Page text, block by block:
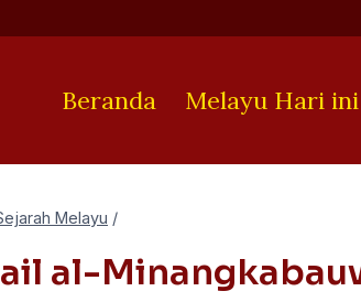
Beranda Melayu Hari ini
Melayu /
al-